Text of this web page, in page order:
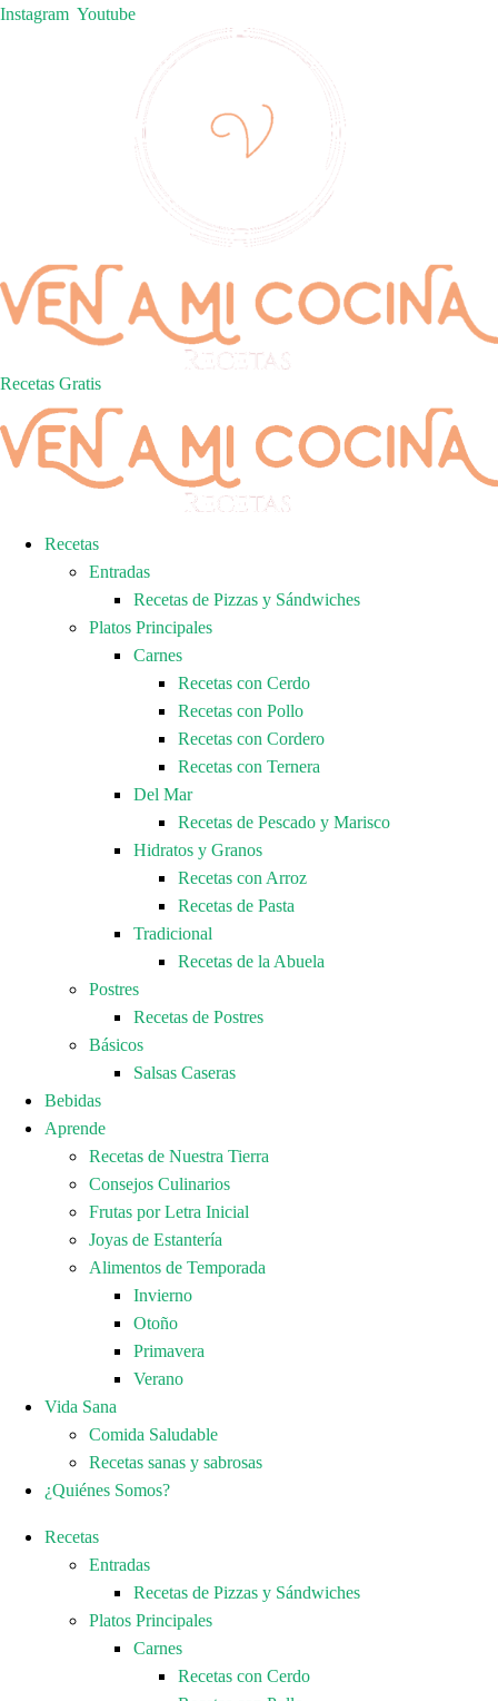
Instagram Youtube
Recetas Gratis
Recetas
Entradas
Recetas de Pizzas y Sándwiches
Platos Principales
Carnes
Recetas con Cerdo
Recetas con Pollo
Recetas con Cordero
Recetas con Ternera
Del Mar
Recetas de Pescado y Marisco
Hidratos y Granos
Recetas con Arroz
Recetas de Pasta
Tradicional
Recetas de la Abuela
Postres
Recetas de Postres
Básicos
Salsas Caseras
Bebidas
Aprende
Recetas de Nuestra Tierra
Consejos Culinarios
Frutas por Letra Inicial
Joyas de Estantería
Alimentos de Temporada
Invierno
Otoño
Primavera
Verano
Vida Sana
Comida Saludable
Recetas sanas y sabrosas
¿Quiénes Somos?
Recetas
Entradas
Recetas de Pizzas y Sándwiches
Platos Principales
Carnes
Recetas con Cerdo